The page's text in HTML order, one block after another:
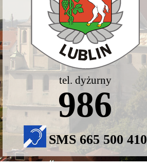
tel. dyżurny
986
SMS 665 500 410